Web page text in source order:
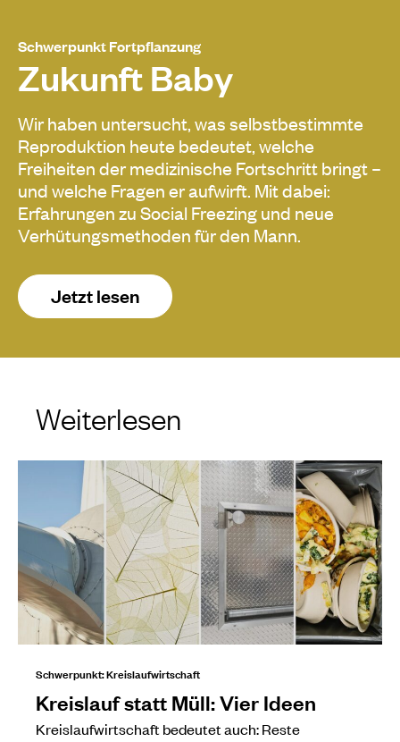
Schwerpunkt Fortpflanzung
Zukunft Baby
Wir haben untersucht, was selbstbestimmte
Reproduktion heute bedeutet, welche
Freiheiten der medizinische Fortschritt bringt –
und welche Fragen er aufwirft. Mit dabei:
Erfahrungen zu Social Freezing und neue
Verhütungsmethoden für den Mann.
Jetzt lesen
Weiterlesen
Schwerpunkt: Kreislaufwirtschaft
Kreislauf statt Müll: Vier Ideen
Kreislaufwirtschaft bedeutet auch: Reste